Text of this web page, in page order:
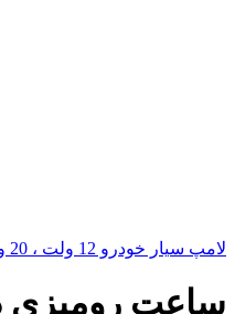
لامپ سیار خودرو 12 ولت ، 20 وات JWDZ
ساعت رومیزی